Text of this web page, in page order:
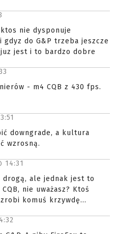
nie dysponuje
gdyz do G&P trzeba jeszcze
jest i to bardzo dobre
- m4 CQB z 430 fps.
downgrade, a kultura
wzrosną.
14:31
drogą, ale jednak jest to
nie uważasz? Ktoś
komuś krzywdę...